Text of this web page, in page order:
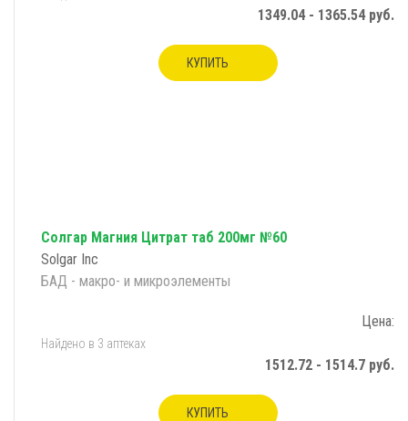
1349.04 - 1365.54 руб.
КУПИТЬ
Солгар Магния Цитрат таб 200мг №60
Solgar Inc
БАД - макро- и микроэлементы
Цена:
Найдено в 3 аптеках
1512.72 - 1514.7 руб.
КУПИТЬ